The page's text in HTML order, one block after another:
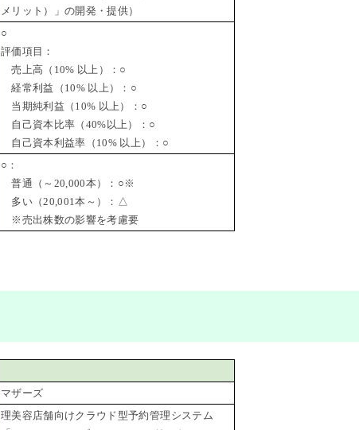
メリット）」の開発・提供）
○
評価項目：
売上高（10% 以上）：○
経常利益（10% 以上）：○
当期純利益（10% 以上）：○
自己資本比率（40%以上）：○
自己資本利益率（10% 以上）：○
○：
普通（～20,000本）：○※
多い（20,001本～）：△
※売出株数の影響を考慮要
マザーズ
理美容店舗向けクラウド型予約管理システム